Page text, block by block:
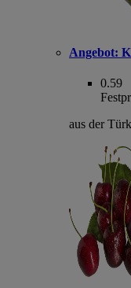
Angebot:
0.59
aus der